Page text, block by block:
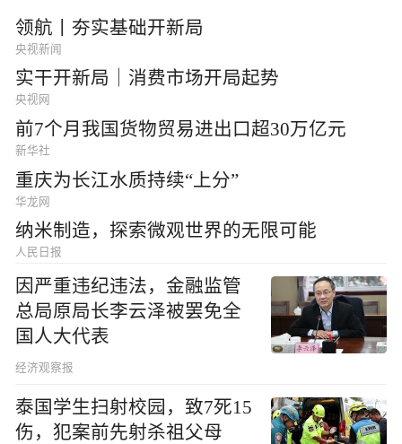
领航丨夯实基础开新局
央视新闻
实干开新局｜消费市场开局起势
央视网
前7个月我国货物贸易进出口超30万亿元
新华社
重庆为长江水质持续“上分”
华龙网
纳米制造，探索微观世界的无限可能
人民日报
因严重违纪违法，金融监管
总局原局长李云泽被罢免全
国人大代表
经济观察报
泰国学生扫射校园，致7死15
伤，犯案前先射杀祖父母